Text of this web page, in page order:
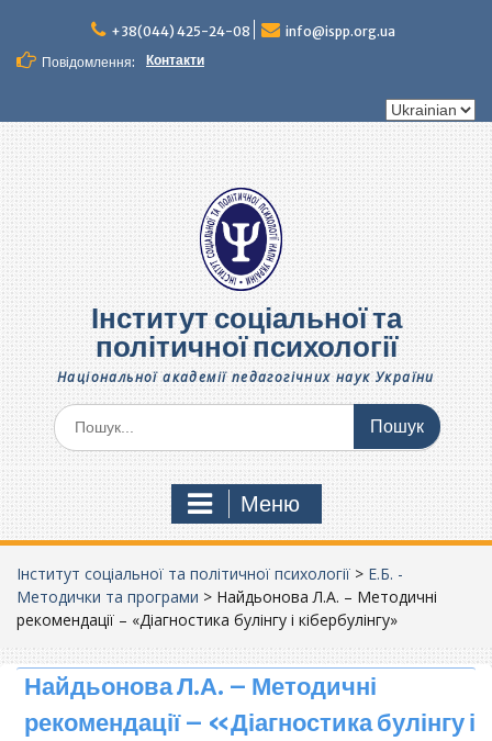
вмісту
+38(044) 425-24-08
info@ispp.org.ua
Повідомлення:
Контакти
Вибрати
Інститут соціальної та
політичної психології
Національної академії педагогічних наук України
Шукати:
Меню
Інститут соціальної та політичної психології > Е.Б. -
Методички та програми > Найдьонова Л.А. – Методичні
рекомендації – «Діагностика булінгу і кібербулінгу»
Найдьонова Л.А. – Методичні
рекомендації – «Діагностика булінгу і